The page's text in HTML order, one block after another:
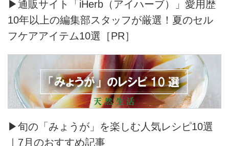
▶通販サイト「iHerb（アイハーブ）」愛用歴
10年以上の編集部スタッフが厳選！夏のセル
フケアアイテム10選［PR］
▶旬の「みょうが」を楽しむ人気レシピ10選
｜7月のおすすめ記事